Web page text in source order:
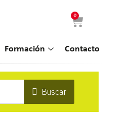
0
Formación Contacto
Buscar